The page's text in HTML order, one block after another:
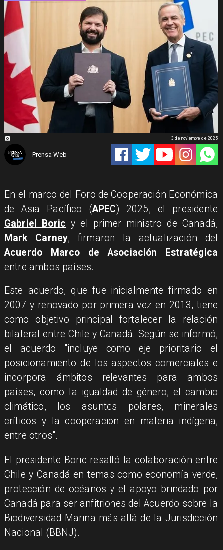
Prensa Web
3 de noviembre de 2025
En el marco del Foro de Cooperación Económica
de Asia Pacífico (APEC) 2025, el presidente
Gabriel Boric y el primer ministro de Canadá,
Mark Carney, firmaron la actualización del
Acuerdo Marco de Asociación Estratégica
entre ambos países.
Este acuerdo, que fue inicialmente firmado en
2007 y renovado por primera vez en 2013, tiene
como objetivo principal fortalecer la relación
bilateral entre Chile y Canadá. Según se informó,
el acuerdo "incluye como eje prioritario el
posicionamiento de los aspectos comerciales e
incorpora ámbitos relevantes para ambos
países, como la igualdad de género, el cambio
climático, los asuntos polares, minerales
críticos y la cooperación en materia indígena,
entre otros".
El presidente Boric resaltó la colaboración entre
Chile y Canadá en temas como economía verde,
protección de océanos y el apoyo brindado por
Canadá para ser anfitriones del Acuerdo sobre la
Biodiversidad Marina más allá de la Jurisdicción
Nacional (BBNJ).